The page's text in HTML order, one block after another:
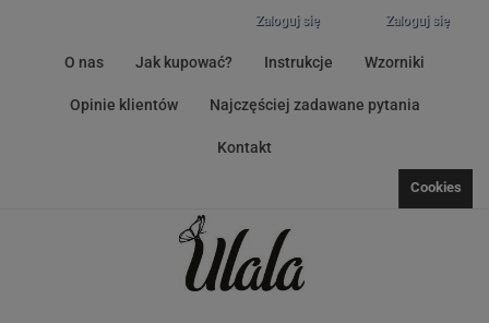
Zaloguj się
Zaloguj się
O nas Jak kupować? Instrukcje Wzorniki
Opinie klientów Najczęściej zadawane pytania
Kontakt
Cookies